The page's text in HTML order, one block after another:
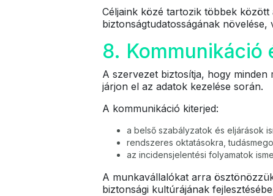
Céljaink közé tartozik többek
biztonságtudatosságának
8. Kommunikáció
A szervezet biztosítja, hogy
járjon el az adatok kezelése során.
A kommunikáció kiterjed:
a belső szabályzatok és eljárások
rendszeres oktatásokra,
az incidensjelentési folyamatok
A munkavállalókat arra
biztonsági kultúrájának